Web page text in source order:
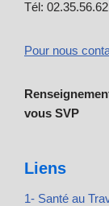
Tél:
Pour nous
vous SVP
Liens
1- Santé au